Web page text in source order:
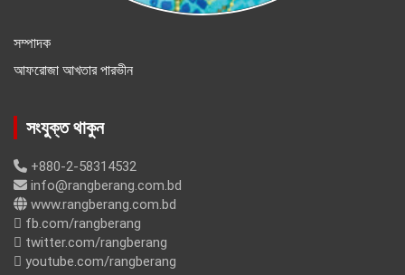
সম্পাদক
আফরোজা আখতার পারভীন
সংযুক্ত থাকুন
+880-2-58314532
info@rangberang.com.bd
www.rangberang.com.bd
fb.com/rangberang
twitter.com/rangberang
youtube.com/rangberang